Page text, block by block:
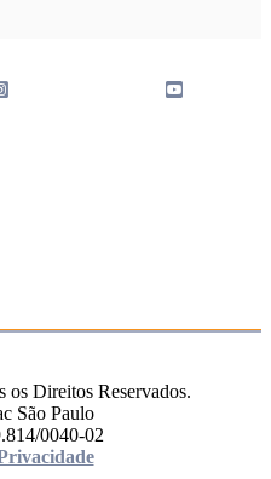
Direitos Reservados.
São Paulo
0040-02